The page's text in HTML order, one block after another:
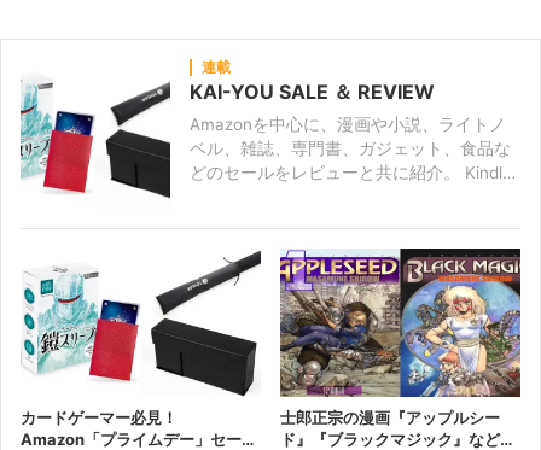
連載
KAI-YOU SALE ＆ REVIEW
Amazonを中心に、漫画や小説、ライトノ
ベル、雑誌、専門書、ガジェット、食品な
どのセールをレビューと共に紹介。 Kindle
書房やニコニコカドカワ祭りなど、出版社
ごとのセール、他の漫画配信サイトでの期
間限定無料公開の情報を、作品や商品のレ
ビューと併せてお届けします。
カードゲーマー必見！
Amazon「プライムデー」セール
士郎正宗の漫画『アップルシー
ド』『ブラックマジック』など実